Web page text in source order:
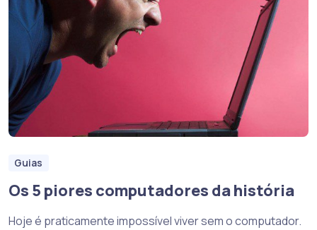
Guias
Os 5 piores computadores da história
Hoje é praticamente impossível viver sem o computador.